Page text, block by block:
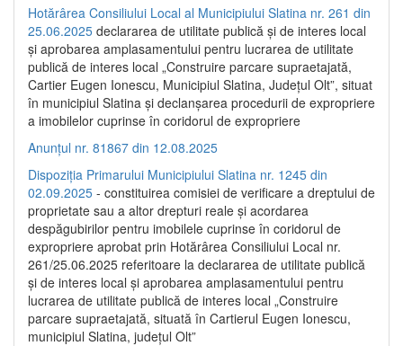
Hotărârea Consiliului Local al Municipiului Slatina nr. 261 din
25.06.2025 declararea de utilitate publică și de interes local
și aprobarea amplasamentului pentru lucrarea de utilitate
publică de interes local „Construire parcare supraetajată,
Cartier Eugen Ionescu, Municipiul Slatina, Județul Olt”, situat
în municipiul Slatina și declanșarea procedurii de expropriere
a imobilelor cuprinse în coridorul de expropriere
Anunțul nr. 81867 din 12.08.2025
Dispoziția Primarului Municipiului Slatina nr. 1245 din
02.09.2025 - constituirea comisiei de verificare a dreptului de
proprietate sau a altor drepturi reale și acordarea
despăgubirilor pentru imobilele cuprinse în coridorul de
expropriere aprobat prin Hotărârea Consiliului Local nr.
261/25.06.2025 referitoare la declararea de utilitate publică
și de interes local și aprobarea amplasamentului pentru
lucrarea de utilitate publică de interes local „Construire
parcare supraetajată, situată în Cartierul Eugen Ionescu,
municipiul Slatina, județul Olt”